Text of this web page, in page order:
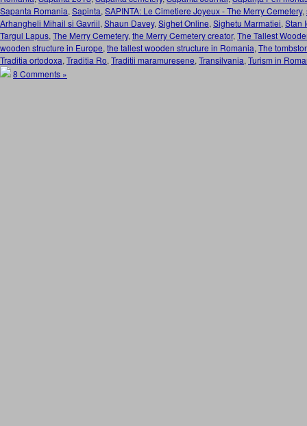
Sapanta Romania, Sapinta, SAPINTA: Le Cimetiere Joyeux - The Merry Cemetery,
Arhangheli Mihail si Gavriil, Shaun Davey, Sighet Online, Sighetu Marmatiei, Stan
Targul Lapus, The Merry Cemetery, the Merry Cemetery creator, The Tallest
wooden structure in Europe, the tallest wooden structure in Romania, The
Traditia ortodoxa, Traditia Ro, Traditii maramuresene, Transilvania, Turism in
8 Comments »